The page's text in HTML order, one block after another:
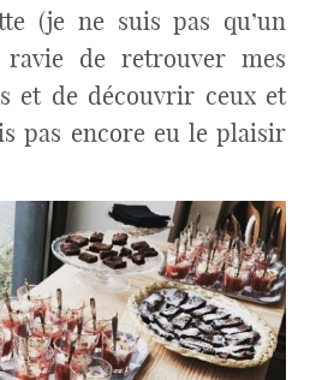
(je ne suis pas qu’un
ravie de retrouver mes
et de découvrir ceux et
pas encore eu le plaisir